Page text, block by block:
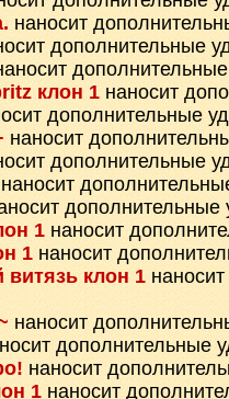
наносит
дополнительные
клон 1 наносит
дополнительные
наносит
дополнительные
наносит
дополнительные
1 наносит
1 наносит
клон 1
наносит
дополнительные
наносит
1 наносит